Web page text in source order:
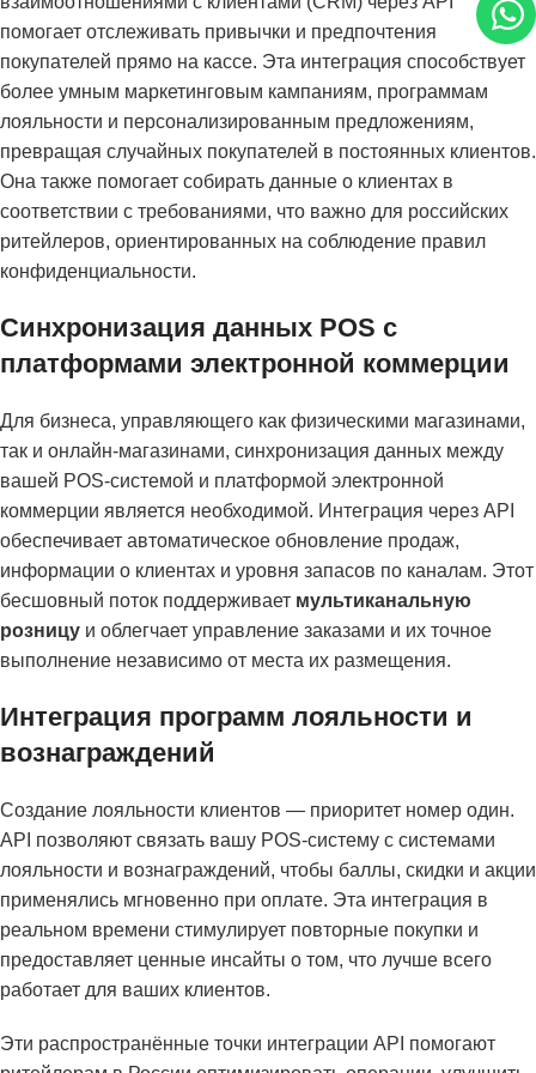
помогает отслеживать привычки и предпочтения
покупателей прямо на кассе. Эта интеграция способствует
более умным маркетинговым кампаниям, программам
лояльности и персонализированным предложениям,
превращая случайных покупателей в постоянных клиентов.
Она также помогает собирать данные о клиентах в
соответствии с требованиями, что важно для российских
ритейлеров, ориентированных на соблюдение правил
конфиденциальности.
Синхронизация данных POS с
платформами электронной коммерции
Для бизнеса, управляющего как физическими магазинами,
так и онлайн-магазинами, синхронизация данных между
вашей POS-системой и платформой электронной
коммерции является необходимой. Интеграция через API
обеспечивает автоматическое обновление продаж,
информации о клиентах и уровня запасов по каналам. Этот
бесшовный поток поддерживает мультиканальную
розницу и облегчает управление заказами и их точное
выполнение независимо от места их размещения.
Интеграция программ лояльности и
вознаграждений
Создание лояльности клиентов — приоритет номер один.
API позволяют связать вашу POS-систему с системами
лояльности и вознаграждений, чтобы баллы, скидки и акции
применялись мгновенно при оплате. Эта интеграция в
реальном времени стимулирует повторные покупки и
предоставляет ценные инсайты о том, что лучше всего
работает для ваших клиентов.
Эти распространённые точки интеграции API помогают